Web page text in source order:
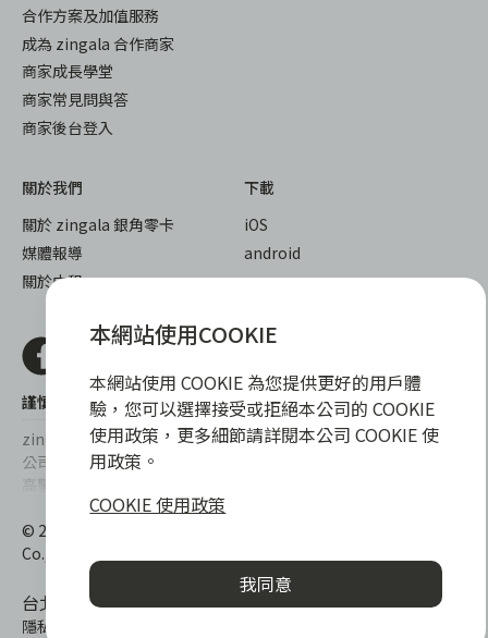
合作方案及加值服務
成為 zingala 合作商家
商家成長學堂
商家常見問與答
商家後台登入
關於我們
關於 zingala 銀角零卡
媒體報導
關於中租
下載
iOS
android
謹慎衡量自身財務狀況，理性理財最安心
zingala銀角零卡/仲信資融沒有代辦公司及代辦業務，也未與代辦
公司合作，更不會要求您提供實體銀行提款卡或實體信用卡，請提
高警覺，勿受騙上當！
提醒您，消費前請審慎評估財務狀況，理性理財最安心。總費用年
百分率區間為0%~15.9%，實際費用率，仍以各合作商家提供之商
品或服務為準，且每一案件實際之年百分率仍視其個別產品及分期
往來條件而有所不同，總費用年百分率不等於分期費用率。
© 2022 仲信資融股份有限公司 Chailease Consumer Finance
Co., Ltd. All Rights Reserved.
台北市內湖區內湖路一段392號6F
隱私權保護政策
本網站使用COOKIE
本網站使用 COOKIE 為您提供更好的用戶體
驗，您可以選擇接受或拒絕本公司的 COOKIE
使用政策，更多細節請詳閱本公司 COOKIE 使
用政策。
COOKIE 使用政策
我同意